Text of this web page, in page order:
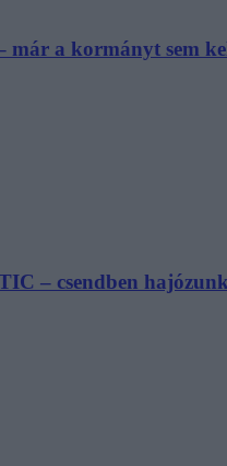
már a kormányt sem
– csendben